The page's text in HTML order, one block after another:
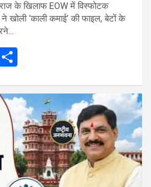
के खिलाफ EOW में विस्फोटक
खोली ‘काली कमाई’ की फाइल, बेटों के
ar
e